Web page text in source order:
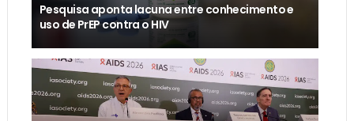
Pesquisa aponta lacuna entre conhecimento e
uso de PrEP contra o HIV